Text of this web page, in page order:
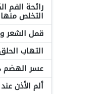
رائحة الفم
التخلص منها
قمل الشعر
التهاب
عسر الهضم ،
ألم الأذن